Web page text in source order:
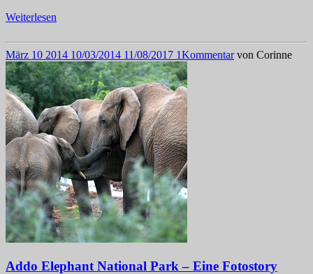
Weiterlesen
März 10 2014 10/03/2014 11/08/2017 1Kommentar von Corinne
Addo Elephant National Park – Eine Fotostory